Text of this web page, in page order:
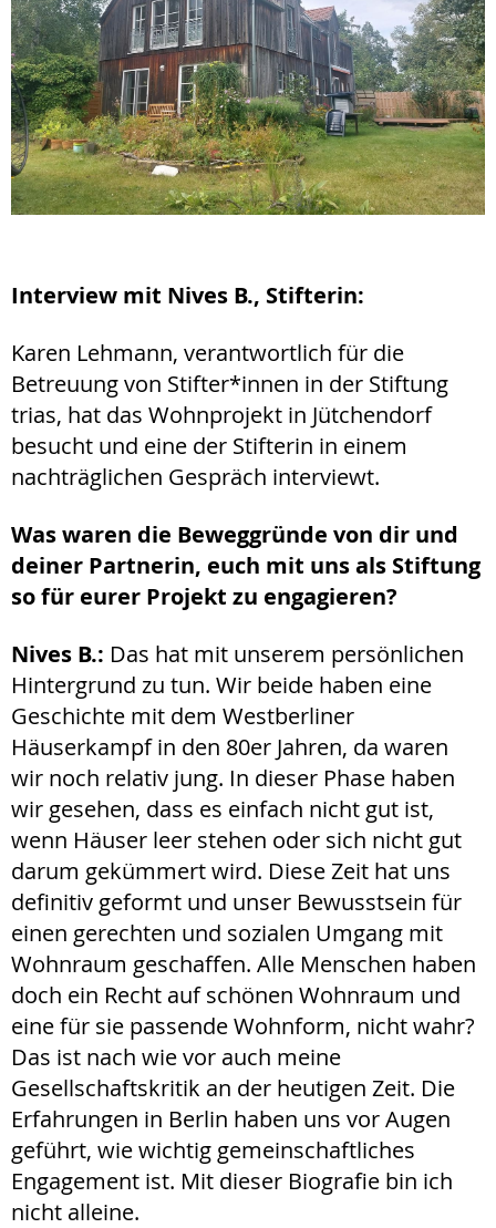
Interview mit Nives B., Stifterin:
Karen Lehmann, verantwortlich für die
Betreuung von Stifter*innen in der Stiftung
trias, hat das Wohnprojekt in Jütchendorf
besucht und eine der Stifterin in einem
nachträglichen Gespräch interviewt.
Was waren die Beweggründe von dir und
deiner Partnerin, euch mit uns als Stiftung
so für eurer Projekt zu engagieren?
Nives B.: Das hat mit unserem persönlichen
Hintergrund zu tun. Wir beide haben eine
Geschichte mit dem Westberliner
Häuserkampf in den 80er Jahren, da waren
wir noch relativ jung. In dieser Phase haben
wir gesehen, dass es einfach nicht gut ist,
wenn Häuser leer stehen oder sich nicht gut
darum gekümmert wird. Diese Zeit hat uns
definitiv geformt und unser Bewusstsein für
einen gerechten und sozialen Umgang mit
Wohnraum geschaffen. Alle Menschen haben
doch ein Recht auf schönen Wohnraum und
eine für sie passende Wohnform, nicht wahr?
Das ist nach wie vor auch meine
Gesellschaftskritik an der heutigen Zeit. Die
Erfahrungen in Berlin haben uns vor Augen
geführt, wie wichtig gemeinschaftliches
Engagement ist. Mit dieser Biografie bin ich
nicht alleine.